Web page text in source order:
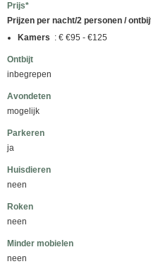
Prijs*
Prijzen per nacht/2 personen /
Kamers : € €95 - €125
Ontbijt
inbegrepen
Avondeten
mogelijk
Parkeren
ja
Huisdieren
neen
Roken
neen
Minder mobielen
neen